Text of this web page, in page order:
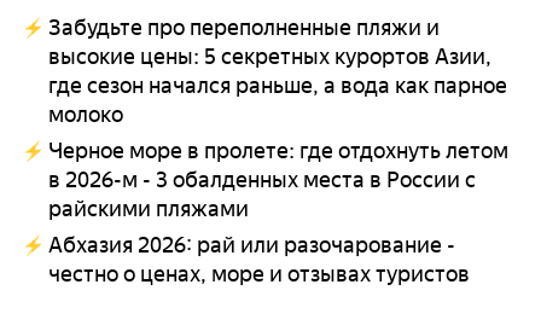
Забудьте про переполненные пляжи и
высокие цены: 5 секретных курортов Азии,
где сезон начался раньше, а вода как парное
молоко
Черное море в пролете: где отдохнуть летом
в 2026-м - 3 обалденных места в России с
райскими пляжами
Абхазия 2026: рай или разочарование -
честно о ценах, море и отзывах туристов